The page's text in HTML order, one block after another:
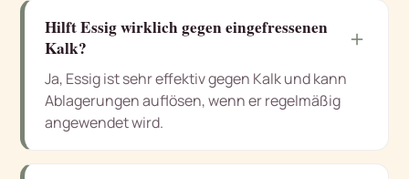
Hilft Essig wirklich gegen eingefressenen
Kalk?
＋
Ja, Essig ist sehr effektiv gegen Kalk und kann
Ablagerungen auflösen, wenn er regelmäßig
angewendet wird.